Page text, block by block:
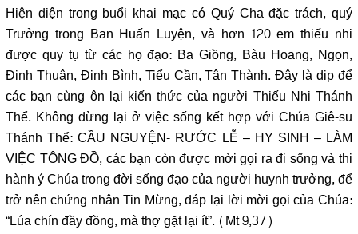
Hiện diện trong buổi khai mạc có Quý Cha đặc trách, quý
Trưởng trong Ban Huấn Luyện, và hơn 120 em thiếu nhi
được quy tụ từ các họ đạo: Ba Giồng, Bàu Hoang, Ngọn,
Định Thuận, Định Bình, Tiểu Cần, Tân Thành. Đây là dịp để
các bạn cùng ôn lại kiến thức của người Thiếu Nhi Thánh
Thể. Không dừng lại ở việc sống kết hợp với Chúa Giê-su
Thánh Thể: CẦU NGUYỆN- RƯỚC LỄ – HY SINH – LÀM
VIỆC TÔNG ĐỒ, các bạn còn được mời gọi ra đi sống và thi
hành ý Chúa trong đời sống đạo của người huynh trưởng, để
trở nên chứng nhân Tin Mừng, đáp lại lời mời gọi của Chúa:
“Lúa chín đầy đồng, mà thợ gặt lại ít”. (Mt 9,37)